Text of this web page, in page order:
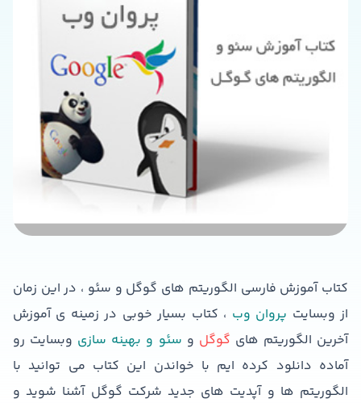
کتاب آموزش فارسی الگوریتم های گوگل و سئو ، در این زمان
از وبسایت پروان وب ، کتاب بسیار خوبی در زمینه ی آموزش
آخرین الگوریتم های گوگل و سئو و بهینه سازی وبسایت رو
آماده دانلود کرده ایم با خواندن این کتاب می توانید با
الگوریتم ها و آپدیت های جدید شرکت گوگل آشنا شوید و